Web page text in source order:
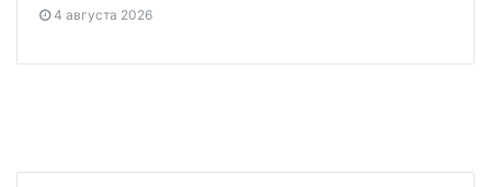
4 августа 2026